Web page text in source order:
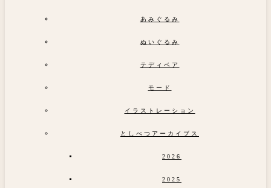
あみぐるみ
ぬいぐるみ
テディベア
モード
イラストレーション
としべつアーカイブス
2026
2025